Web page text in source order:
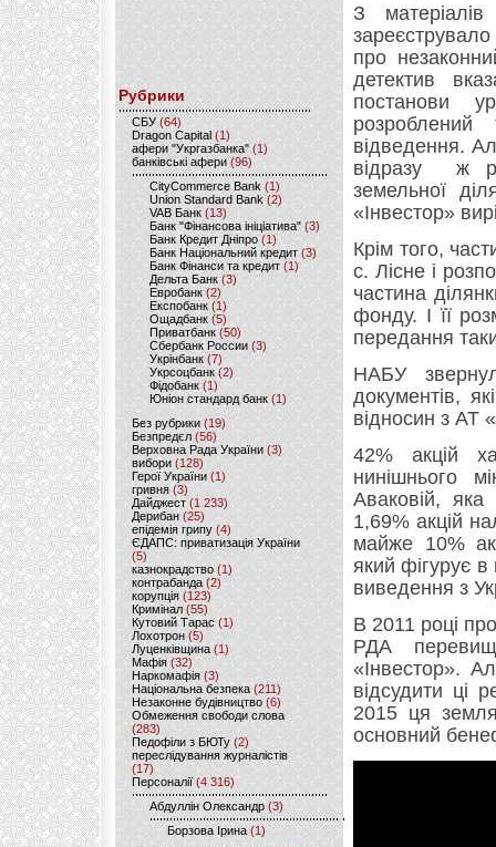
Рубрики
CБУ (64)
Dragon Capital (1)
афери "Укргазбанка" (1)
банківські афери (96)
CityCommerce Bank (1)
Union Standard Bank (2)
VAB Банк (13)
Банк "Фінансова ініціатива" (3)
Банк Кредит Дніпро (1)
Банк Національний кредит (3)
Банк Фінанси та кредит (1)
Дельта Банк (3)
Евробанк(2)
Експобанк (1)
Ощадбанк(5)
Приватбанк (50)
Сбербанк России (3)
Укрінбанк(7)
Укрсоцбанк (2)
Фідобанк (1)
Юніон стандард банк(1)
Без рубрики (19)
Безпредєл(56)
Верховна Рада України (3)
вибори(128)
Герої України(1)
гривня (3)
Дайджест (1 233)
Дерибан (25)
епідемія грипу (4)
ЄДАПС: приватизація України
(5)
казнокрадство (1)
контрабанда (2)
корупція (123)
Кримінал (55)
Кутовий Тарас (1)
Лохотрон(5)
Луценківщина (1)
Мафія (32)
Наркомафія (3)
Національна безпека (211)
Незаконне будівництво(6)
Обмеження свободи слова
(283)
Педофіли з БЮТу (2)
переслідування журналістів
(17)
Персоналії (4 316)
Абдуллін Олександр (3)
Борзова Ірина(1)
З
про
детектив
постанови
відведення.
відразу ж
земельної
«Інвестор»
Крім того,
с. Лісне і
частина
фонду. І її
передання
НАБУ
документів,
відносин з АТ
42% акцій
нинішнього
Аваковій,
1,69% акцій
майже 10%
який фігурує
виведення з
В 2011 році
РДА
«Інвестор».
відсудити ці
2015 ця
основний